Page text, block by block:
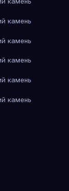
камень
камень
камень
камень
камень